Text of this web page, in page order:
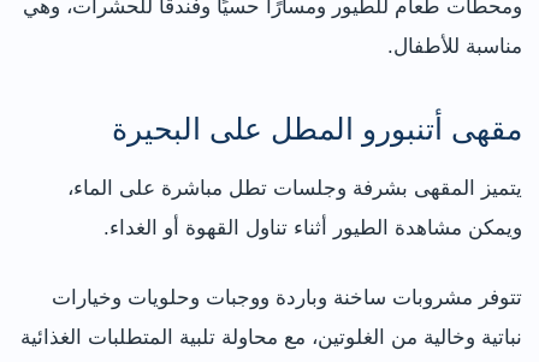
ومحطات طعام للطيور ومسارًا حسيًا وفندقًا للحشرات، وهي
مناسبة للأطفال.
مقهى أتنبورو المطل على البحيرة
يتميز المقهى بشرفة وجلسات تطل مباشرة على الماء،
ويمكن مشاهدة الطيور أثناء تناول القهوة أو الغداء.
تتوفر مشروبات ساخنة وباردة ووجبات وحلويات وخيارات
نباتية وخالية من الغلوتين، مع محاولة تلبية المتطلبات الغذائية